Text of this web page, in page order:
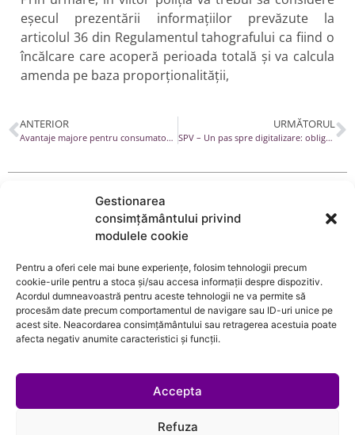
Gestionarea
consimțământului privind
modulele cookie
Pentru a oferi cele mai bune experiențe, folosim tehnologii precum
cookie-urile pentru a stoca și/sau accesa informații despre dispozitiv.
Acordul dumneavoastră pentru aceste tehnologii ne va permite să
procesăm date precum comportamentul de navigare sau ID-uri unice pe
acest site. Neacordarea consimțământului sau retragerea acestuia poate
afecta negativ anumite caracteristici și funcții.
Accepta
Refuza
eșecul prezentării informațiilor prevăzute la
articolul 36 din Regulamentul tahografului ca fiind o
încălcare care acoperă perioada totală și va calcula
amenda pe baza proporționalității,
ANTERIOR
Avantaje majore pentru consumatorii cu rate ipotecare aduse de modificarea Legii dării în plată
URMĂTORUL
SPV – Un pas spre digitalizare: obligația înscrierii în Spațiul Virtual al ANAF
Etichete:CJUE decizie transport rutier
Subiecte:Știri
Trifan, Cuibuș, Bălan SCA este o firmă de avocatură din
Cluj-Napoca cu avocați care au calificarea necesară
reprezentării clienților în fața tuturor instanțelor din
publice ori private, fapt care ne poziționează în rolul de
a ne ajuta clienții din orice țară cu nevoile juridice ale
acestora ori cu afacerile lor transfrontaliere